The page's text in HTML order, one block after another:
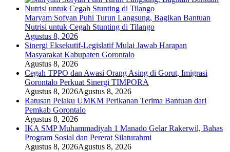
Maryam Sofyan Puhi Turun Langsung, Bagikan Bantuan
Nutrisi untuk Cegah Stunting di Tilango
Agustus 8, 2026
Sinergi Eksekutif-Legislatif Mulai Jawab Harapan
Masyarakat Kabupaten Gorontalo
Agustus 8, 2026
Cegah TPPO dan Awasi Orang Asing di Gorut, Imigrasi
Gorontalo Perkuat Sinergi TIMPORA
Agustus 8, 2026Agustus 8, 2026
Ratusan Pelaku UMKM Perikanan Terima Bantuan dari
Pemkab Gorontalo
Agustus 8, 2026
IKA SMP Muhammadiyah 1 Manado Gelar Rakerwil, Bahas
Program Sosial dan Pererat Silaturahmi
Agustus 8, 2026Agustus 8, 2026